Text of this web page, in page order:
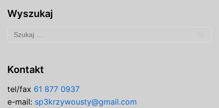
Wyszukaj
Kontakt
tel/fax 61 877 0937
e-mail: sp3krzywousty@gmail.com